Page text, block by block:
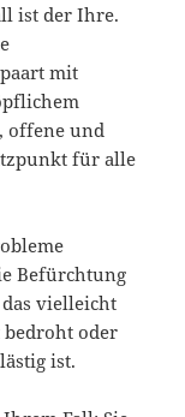
ist der Ihre.
mit
offene und
für alle
Befürchtung
vielleicht
oder
ist.